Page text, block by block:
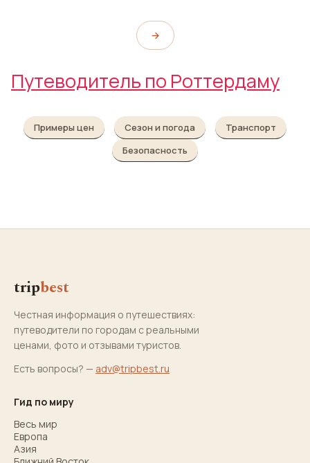
→
Путеводитель по Роттердаму
Примеры цен Сезон и погода
Транспорт
Безопасность
tripbest
Честная информация о путешествиях:
путеводители по городам с реальными
ценами, фото и отзывами туристов.
Есть вопросы? — adv@tripbest.ru
Гид по миру
Весь мир
Европа
Азия